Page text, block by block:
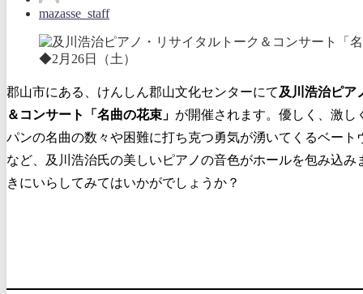
mazasse_staff
郡山市にある、けんしん郡山文化センターにて及川浩治ピア
＆コンサート「名曲の花束」 が開催されます。優しく、激し
パンの名曲の数々や困難に打ち克つ勇気が湧いてくるベート
など、及川浩治氏の美しいピアノの音色がホールを包み込み
きにいらしてみてはいかがでしょうか？